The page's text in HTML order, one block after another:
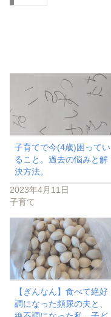
子育てで今(4歳)困ってい
ること。過去の悩みと解
決方法。
2023年4月11日
子育て
【ぎんなん】食べて絶好
調になった頻尿の夫と、